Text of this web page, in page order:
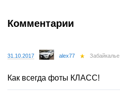
Комментарии
31.10.2017 alex77 Забайкалье
Как всегда фоты КЛАСС!